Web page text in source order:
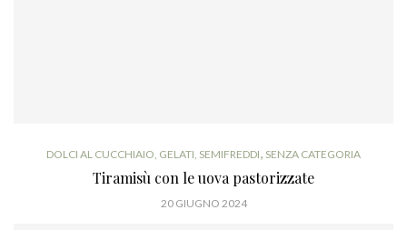
DOLCI AL CUCCHIAIO, GELATI, SEMIFREDDI, SENZA CATEGORIA
Tiramisù con le uova pastorizzate
20 GIUGNO 2024